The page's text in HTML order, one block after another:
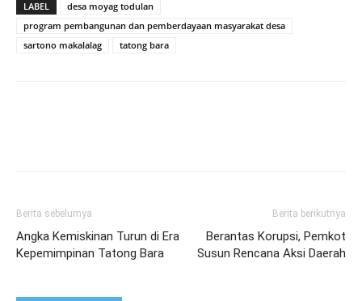
LABEL
desa moyag todulan
program pembangunan dan pemberdayaan masyarakat desa
sartono makalalag
tatong bara
Berita sebelumya
Angka Kemiskinan Turun di Era
Kepemimpinan Tatong Bara
Berita berikutnya
Berantas Korupsi, Pemkot
Susun Rencana Aksi Daerah